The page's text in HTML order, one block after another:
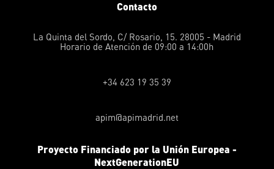
Contacto
La Quinta del Sordo, C/ Rosario, 15. 28005 - Madrid
Horario de Atención de 09:00 a 14:00h
+34 623 19 35 39
apim@apimadrid.net
Proyecto Financiado por la Unión Europea -
NextGenerationEU